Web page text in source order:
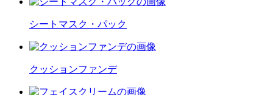
シートマスク・パック
クッションファンデ